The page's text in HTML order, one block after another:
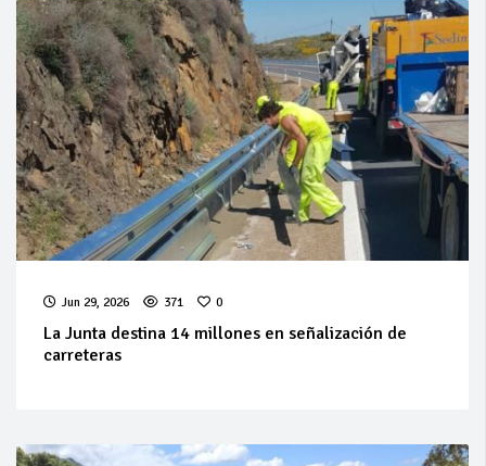
Jun 29, 2026 371 0
La Junta destina 14 millones en señalización de
carreteras